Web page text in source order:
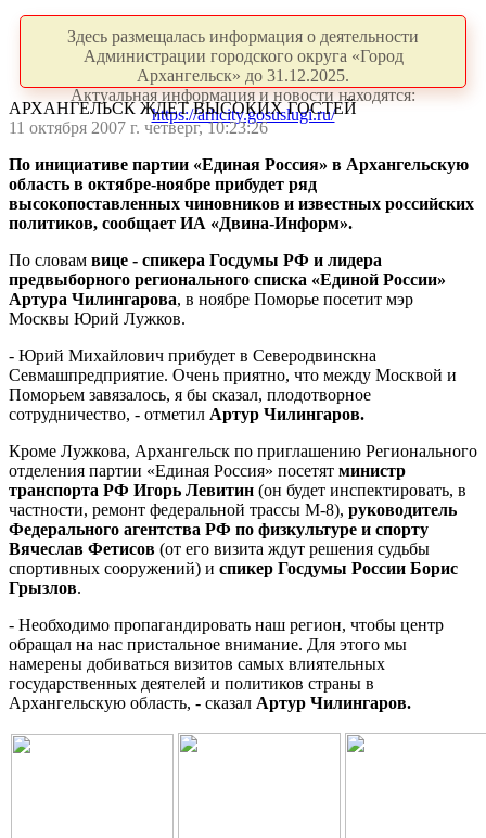
Здесь размещалась информация о деятельности
Администрации городского округа «Город
Архангельск» до 31.12.2025.
Актуальная информация и новости находятся:
https://arhcity.gosuslugi.ru/
АРХАНГЕЛЬСК ЖДЕТ ВЫСОКИХ ГОСТЕЙ
11 октября 2007 г. четверг, 10:23:26
По инициативе партии «Единая Россия» в Архангельскую
область в октябре-ноябре прибудет ряд
высокопоставленных чиновников и известных российских
политиков, сообщает ИА «Двина-Информ».
По словам вице - спикера Госдумы РФ и лидера
предвыборного регионального списка «Единой России»
Артура Чилингарова, в ноябре Поморье посетит мэр
Москвы Юрий Лужков.
- Юрий Михайлович прибудет в Северодвинскна
Севмашпредприятие. Очень приятно, что между Москвой и
Поморьем завязалось, я бы сказал, плодотворное
сотрудничество, - отметил Артур Чилингаров.
Кроме Лужкова, Архангельск по приглашению Регионального
отделения партии «Единая Россия» посетят министр
транспорта РФ Игорь Левитин (он будет инспектировать, в
частности, ремонт федеральной трассы М-8), руководитель
Федерального агентства РФ по физкультуре и спорту
Вячеслав Фетисов (от его визита ждут решения судьбы
спортивных сооружений) и спикер Госдумы России Борис
Грызлов.
- Необходимо пропагандировать наш регион, чтобы центр
обращал на нас пристальное внимание. Для этого мы
намерены добиваться визитов самых влиятельных
государственных деятелей и политиков страны в
Архангельскую область, - сказал Артур Чилингаров.